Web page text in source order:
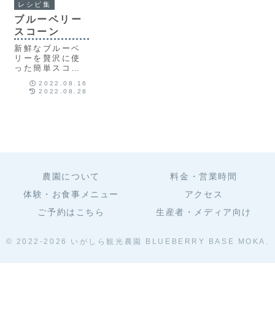
くと生長してい
ます。若い芽が
どんどん伸び、
たくさんの若葉
が風に揺れる風
景に、毎日癒さ
れています。
レシピ集
ブルーベリー
スコーン
新鮮なブルーベ
リーを贅沢に使
った簡単スコー
めです。2022.08.16
2022.08.28
農園について
料金・営業時間
体験・お食事メニュー
アクセス
ご予約はこちら
生産者・メディア向け
© 2022-2026 いがしら観光農園 BLUEBERRY BASE MOKA.